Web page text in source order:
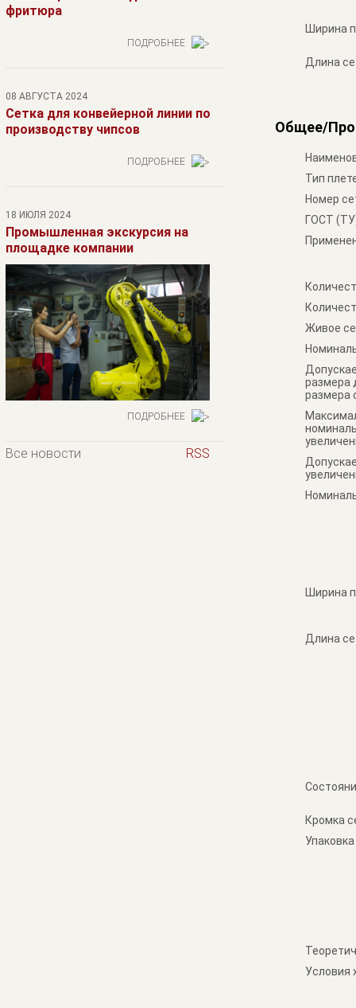
фритюра
ПОДРОБНЕЕ
08 АВГУСТА 2024
Сетка для конвейерной линии по
производству чипсов
ПОДРОБНЕЕ
18 ИЮЛЯ 2024
Промышленная экскурсия на
площадке компании
ПОДРОБНЕЕ
Все новости RSS
Ширина
Длина
Общее/
Тип
Номер
ГОСТ
Живое
размера
размера
Ширина
Длина
Кромка
Упаковка
Условия